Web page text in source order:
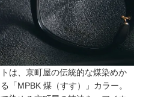
は、京町屋の伝統的な煤染めか
「MPBK 煤（すす）」カラー。